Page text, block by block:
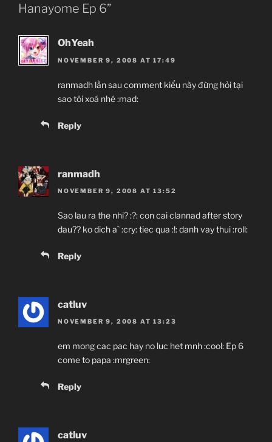
Hanayome Ep 6”
OhYeah
NOVEMBER 9, 2008 AT 17:49
ranmadh lần sau comment kiểu này đừng hỏi tại
sao tôi xoá nhé :mad:
Reply
ranmadh
NOVEMBER 9, 2008 AT 13:52
Sao lau ra the nhi? :?: con cai clannad after story
dau?? ko dich a` :cry: tiec qua :!: danh vay thui :roll:
Reply
catluv
NOVEMBER 9, 2008 AT 13:23
em mong cac pac hay no luc het mnh :cool: Ep 6
come to papa :mrgreen:
Reply
catluv